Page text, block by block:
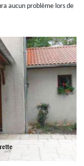
aucun problème lors de